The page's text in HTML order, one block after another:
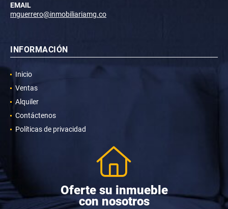
EMAIL
mguerrero@inmobiliariamg.co
INFORMACIÓN
Inicio
Ventas
Alquiler
Contáctenos
Políticas de privacidad
Oferte su inmueble
con nosotros